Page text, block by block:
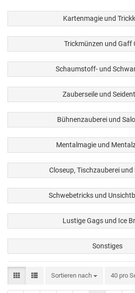
Kartenmagie und
Trickmünzen und Gaff
Schaumstoff- und
Zauberseile und
Bühnenzauberei und
Mentalmagie und
Closeup, Tischzauberei
Schwebetricks und
Lustige Gags und Ice
Sonstiges
Sortieren nach 40 pro